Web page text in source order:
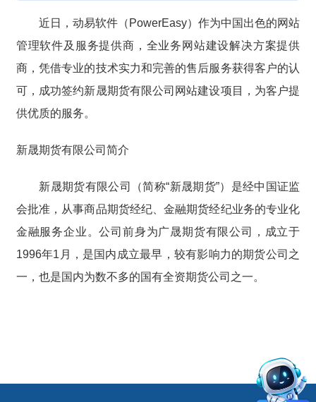
近日，动易软件（PowerEasy）作为中国出色的网站
管理软件及服务提供商，全业务网站建设解决方案提供
商，凭借专业的技术实力和完善的售后服务获得客户的认
可，成功签约新晟期货有限公司网站建设项目，为客户提
供优质的服务。
新晟期货有限公司简介
新晟期货有限公司（简称“新晟期货”）是经中国证监
会批准，从事商品期货经纪、金融期货经纪业务的专业化
金融服务企业。公司前身为广晟期货有限公司，成立于
1996年1月，是国内成立最早，较有影响力的期货公司之
一，也是国内为数不多的国有全资期货公司之一。